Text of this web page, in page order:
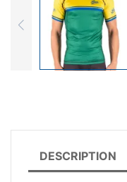
DESCRIPTION